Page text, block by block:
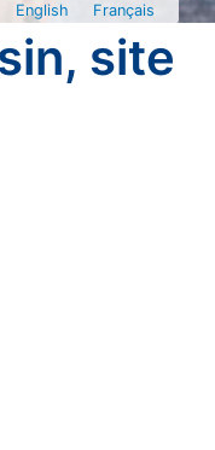
English Français
site